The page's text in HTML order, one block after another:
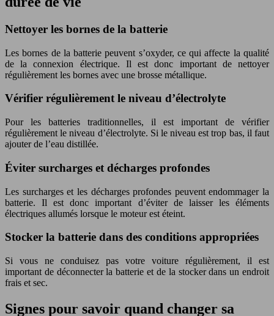
Nettoyer les bornes de la batterie
Les bornes de la batterie peuvent s’oxyder, ce qui affecte la qualité
de la connexion électrique. Il est donc important de nettoyer
régulièrement les bornes avec une brosse métallique.
Vérifier régulièrement le niveau d’électrolyte
Pour les batteries traditionnelles, il est important de vérifier
régulièrement le niveau d’électrolyte. Si le niveau est trop bas, il faut
ajouter de l’eau distillée.
Éviter surcharges et décharges profondes
Les surcharges et les décharges profondes peuvent endommager la
batterie. Il est donc important d’éviter de laisser les éléments
électriques allumés lorsque le moteur est éteint.
Stocker la batterie dans des conditions appropriées
Si vous ne conduisez pas votre voiture régulièrement, il est
important de déconnecter la batterie et de la stocker dans un endroit
frais et sec.
Signes pour savoir quand changer sa